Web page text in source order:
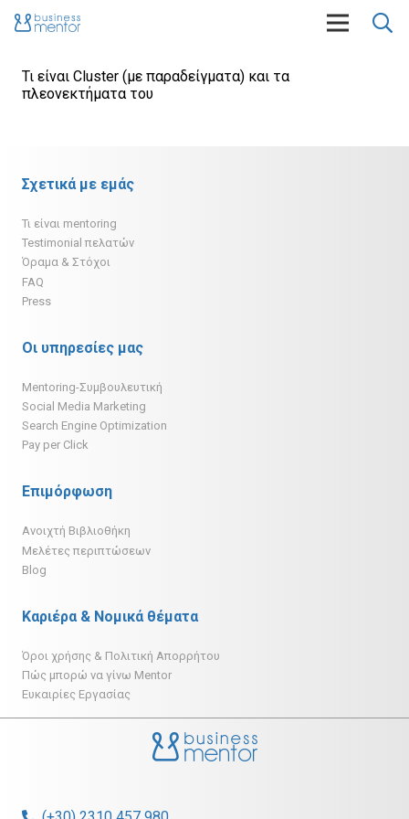
Τι είναι Cluster (με παραδείγματα) και τα
πλεονεκτήματα του
Σχετικά με εμάς
Τι είναι mentoring
Testimonial πελατών
Όραμα & Στόχοι
FAQ
Press
Οι υπηρεσίες μας
Mentoring-Συμβουλευτική
Social Media Marketing
Search Engine Optimization
Pay per Click
Επιμόρφωση
Ανοιχτή Βιβλιοθήκη
Μελέτες περιπτώσεων
Blog
Καριέρα & Νομικά θέματα
Όροι χρήσης & Πολιτική Απορρήτου
Πώς μπορώ να γίνω Mentor
Ευκαιρίες Εργασίας